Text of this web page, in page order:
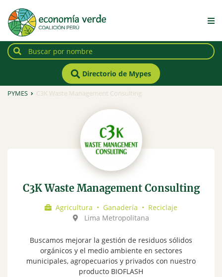
Directorio de Mypes
PYMES C3K Waste Management Consulting
C3K Waste Management Consulting
Agricultura • Ganadería • Reciclaje
Lima Metropolitana
Buscamos mejorar la gestión de residuos sólidos
orgánicos y el medio ambiente en sectores
municipales, agropecuarios y privados con nuestro
producto BIOFLASH